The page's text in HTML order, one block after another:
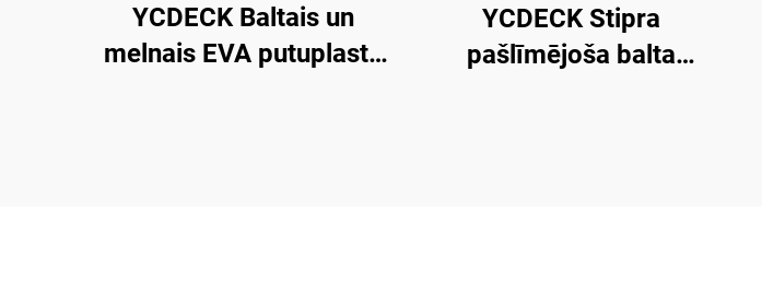
YCDECK Baltais un
melnais EVA putuplasta
YCDECK Stipra
pašlīmējoša balta